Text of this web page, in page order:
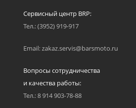
Сервисный центр BRP:
Тел.: (3952) 919-917
Email: zakaz.servis@barsmoto.ru
Вопросы сотрудничества
и качества работы:
Тел.: 8 914 903-78-88